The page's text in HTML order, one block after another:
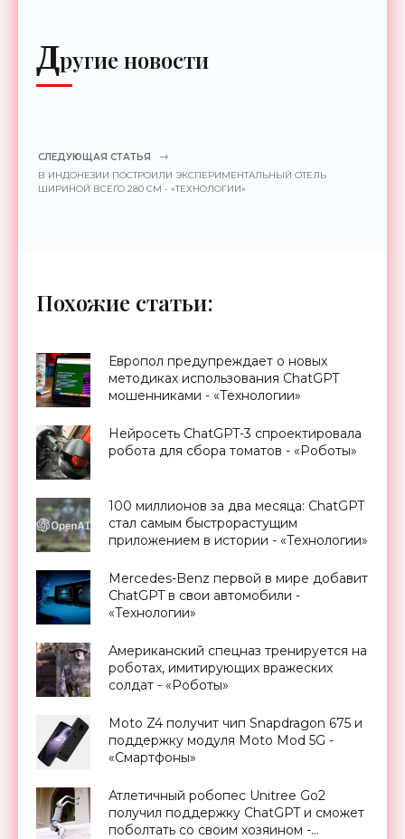
Другие новости
СЛЕДУЮЩАЯ СТАТЬЯ
В ИНДОНЕЗИИ ПОСТРОИЛИ ЭКСПЕРИМЕНТАЛЬНЫЙ ОТЕЛЬ
ШИРИНОЙ ВСЕГО 280 СМ - «ТЕХНОЛОГИИ»
Похожие статьи:
Европол предупреждает о новых
методиках использования ChatGPT
мошенниками - «Технологии»
Нейросеть ChatGPT-3 спроектировала
робота для сбора томатов - «Роботы»
100 миллионов за два месяца: ChatGPT
стал самым быстрорастущим
приложением в истории - «Технологии»
Mercedes-Benz первой в мире добавит
ChatGPT в свои автомобили -
«Технологии»
Американский спецназ тренируется на
роботах, имитирующих вражеских
солдат - «Роботы»
Moto Z4 получит чип Snapdragon 675 и
поддержку модуля Moto Mod 5G -
«Смартфоны»
Атлетичный робопес Unitree Go2
получил поддержку ChatGPT и сможет
поболтать со своим хозяином -